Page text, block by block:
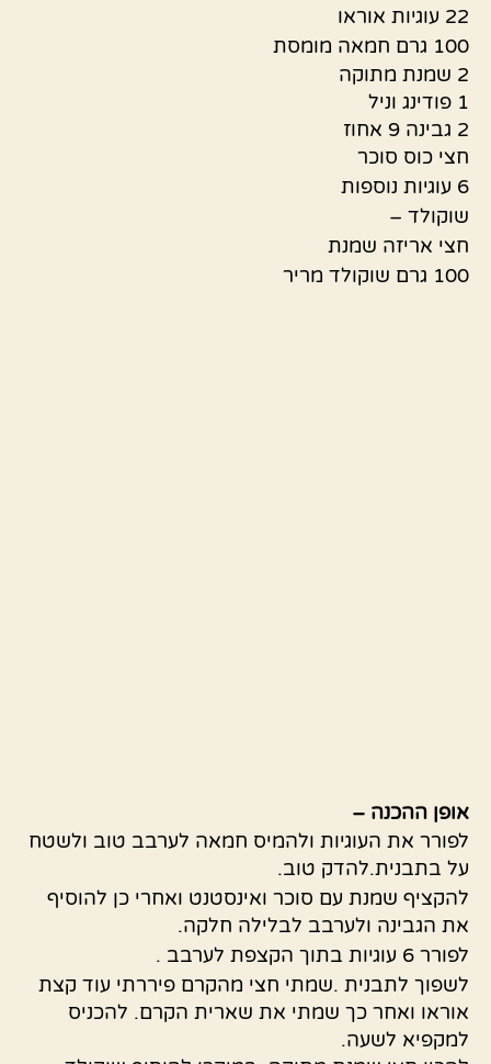
22 עוגיות אוראו
100 גרם חמאה מומסת
2 שמנת מתוקה
1 פודינג וניל
2 גבינה 9 אחוז
חצי כוס סוכר
6 עוגיות נוספות
שוקולד –
חצי אריזה שמנת
100 גרם שוקולד מריר
אופן ההכנה –
לפורר את העוגיות ולהמיס חמאה לערבב טוב ולשטח
על בתבנית.להדק טוב.
להקציף שמנת עם סוכר ואינסטנט ואחרי כן להוסיף
את הגבינה ולערבב לבלילה חלקה.
לפורר 6 עוגיות בתוך הקצפת לערבב .
לשפוך לתבנית .שמתי חצי מהקרם פיררתי עוד קצת
אוראו ואחר כך שמתי את שארית הקרם. להכניס
למקפיא לשעה.